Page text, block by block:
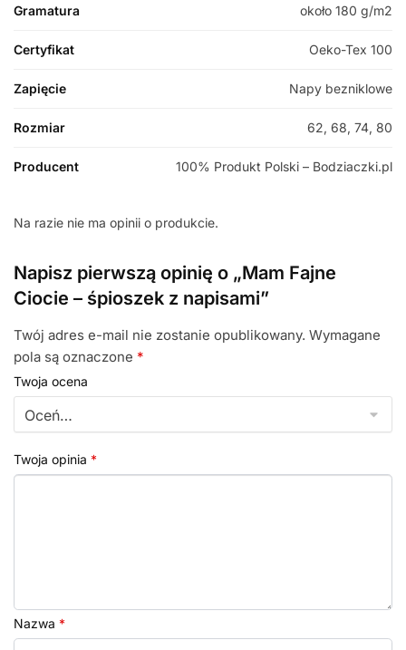
Gramatura około 180 g/m2
Certyfikat Oeko-Tex 100
Zapięcie Napy bezniklowe
Rozmiar 62, 68, 74, 80
Producent 100% Produkt Polski – Bodziaczki.pl
Na razie nie ma opinii o produkcie.
Napisz pierwszą opinię o „Mam Fajne
Ciocie – śpioszek z napisami”
Twój adres e-mail nie zostanie opublikowany. Wymagane
pola są oznaczone *
Twoja ocena
Twoja opinia *
Nazwa *